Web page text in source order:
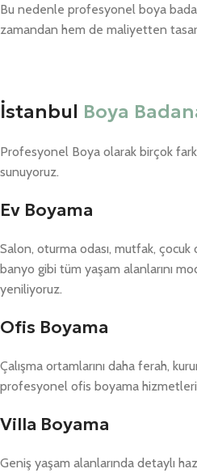
Bu nedenle profesyonel boya
zamandan hem de maliyetten
İstanbul Boya
Profesyonel Boya olarak birçok
sunuyoruz.
Ev Boyama
Salon, oturma odası, mutfak, çocuk
banyo gibi tüm yaşam alanlarını
yeniliyoruz.
Ofis Boyama
Çalışma ortamlarını daha ferah,
profesyonel ofis boyama
Villa Boyama
Geniş yaşam alanlarında detaylı